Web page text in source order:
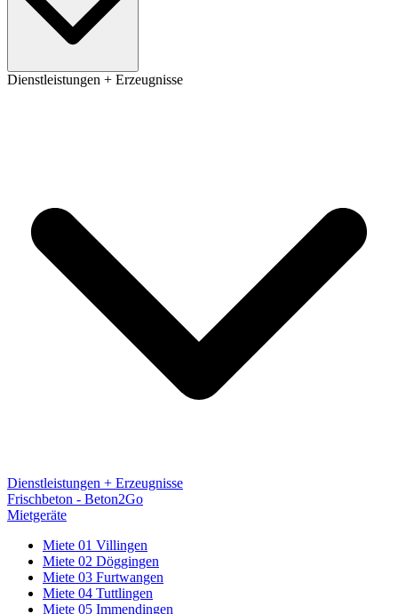
Dienstleistungen + Erzeugnisse
Dienstleistungen + Erzeugnisse
Frischbeton - Beton2Go
Mietgeräte
Miete 01 Villingen
Miete 02 Döggingen
Miete 03 Furtwangen
Miete 04 Tuttlingen
Miete 05 Immendingen